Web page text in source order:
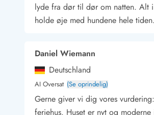
Kontakt Bjerregård Kontakt SøndervigKontakt
Kontakt, åbningstider og døgnvagt
Gæsterne siger
Nyhedsbrev
Sponsorater - Esmark støtter
Persondata- og cookiepolitik
lyde fra dør til dør om natten. Alt
holde øje med hundene hele tiden.
Daniel Wiemann
Deutschland
AI Oversat (Se oprindelig)
Gerne giver vi dig vores
feriehus. Huset er nyt og